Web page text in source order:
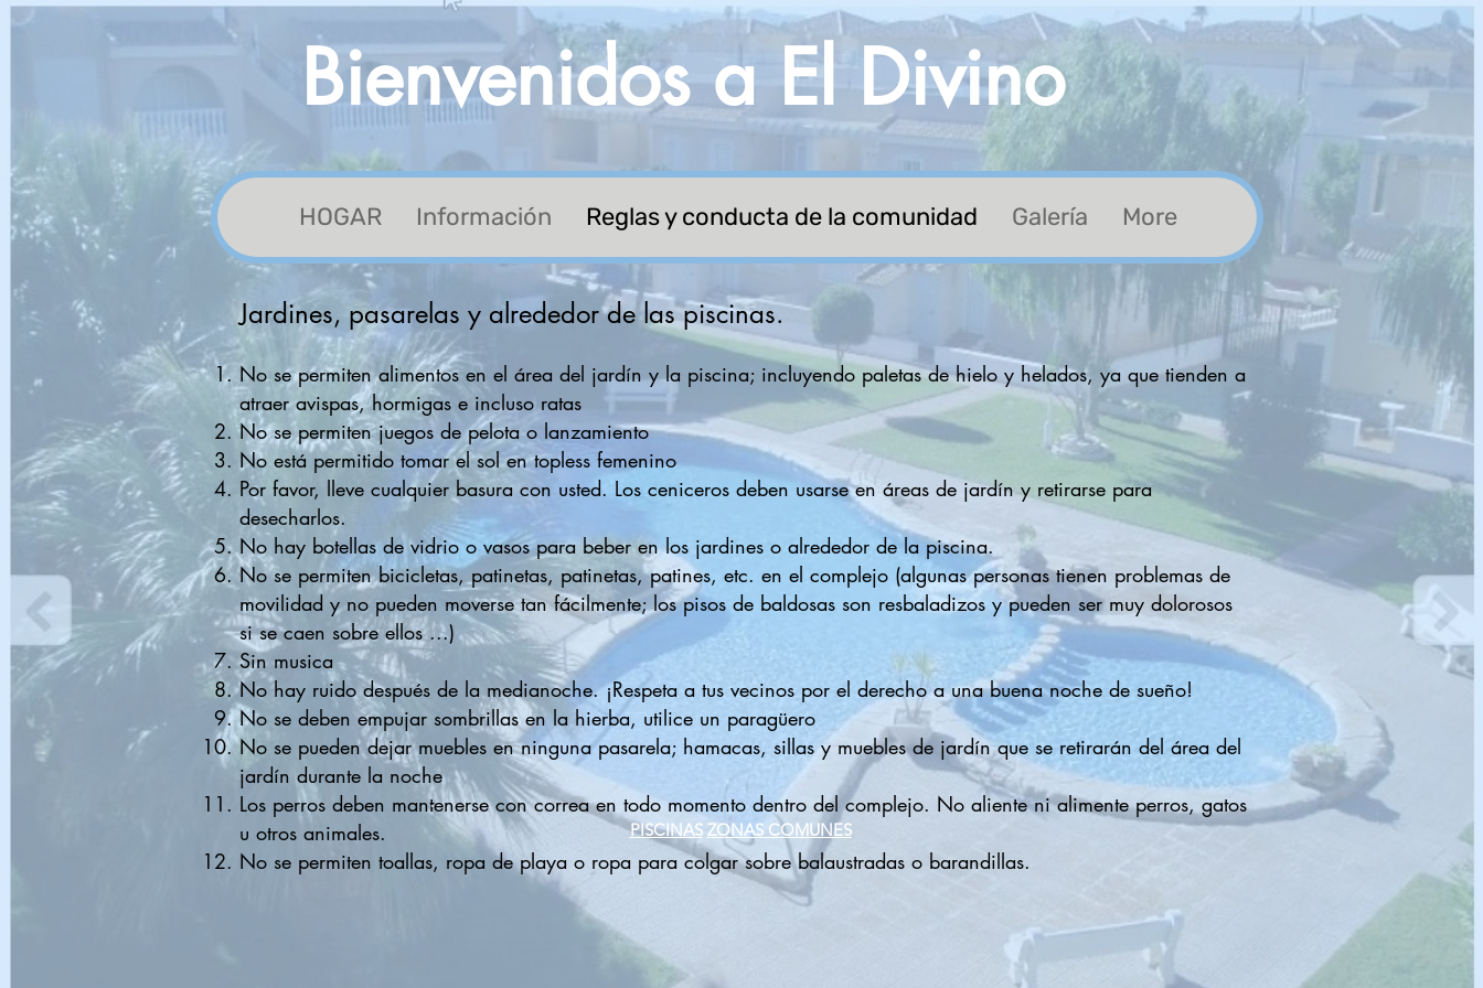
Bienvenidos a El Divino
HOGAR Información Reglas y conducta de la comunidad Galería More
Jardines, pasarelas y alrededor de las piscinas.
No se permiten alimentos en el área del jardín y la piscina; incluyendo paletas de hielo y helados, ya que tienden a
atraer avispas, hormigas e incluso ratas
No se permiten juegos de pelota o lanzamiento
No está permitido tomar el sol en topless femenino
Por favor, lleve cualquier basura con usted. Los ceniceros deben usarse en áreas de jardín y retirarse para
desecharlos.
No hay botellas de vidrio o vasos para beber en los jardines o alrededor de la piscina.
No se permiten bicicletas, patinetas, patinetas, patines, etc. en el complejo (algunas personas tienen problemas de
movilidad y no pueden moverse tan fácilmente; los pisos de baldosas son resbaladizos y pueden ser muy dolorosos
si se caen sobre ellos ...)
Sin musica
No hay ruido después de la medianoche. ¡Respeta a tus vecinos por el derecho a una buena noche de sueño!
No se deben empujar sombrillas en la hierba, utilice un paragüero
No se pueden dejar muebles en ninguna pasarela; hamacas, sillas y muebles de jardín que se retirarán del área del
jardín durante la noche
Los perros deben mantenerse con correa en todo momento dentro del complejo. No aliente ni alimente perros, gatos
u otros animales.
No se permiten toallas, ropa de playa o ropa para colgar sobre balaustradas o barandillas.
PISCINAS ZONAS COMUNES